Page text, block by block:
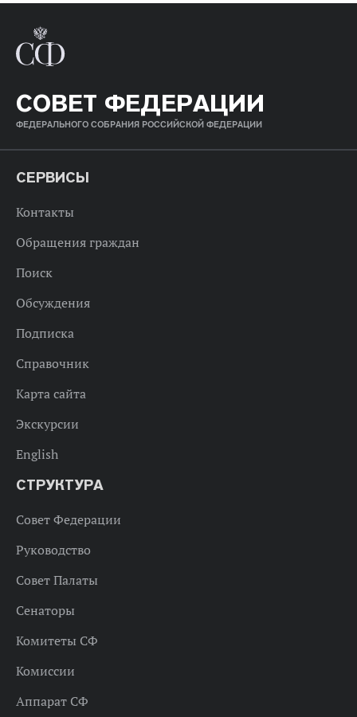
СОВЕТ ФЕДЕРАЦИИ
ФЕДЕРАЛЬНОГО СОБРАНИЯ РОССИЙСКОЙ ФЕДЕРАЦИИ
СЕРВИСЫ
Контакты
Обращения граждан
Поиск
Обсуждения
Подписка
Справочник
Карта сайта
Экскурсии
English
СТРУКТУРА
Совет Федерации
Руководство
Совет Палаты
Сенаторы
Комитеты СФ
Комиссии
Аппарат СФ